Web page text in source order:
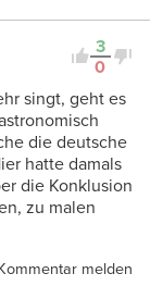
3
0
singt, geht es
die deutsche
hatte damals
die Konklusion
zu malen
melden